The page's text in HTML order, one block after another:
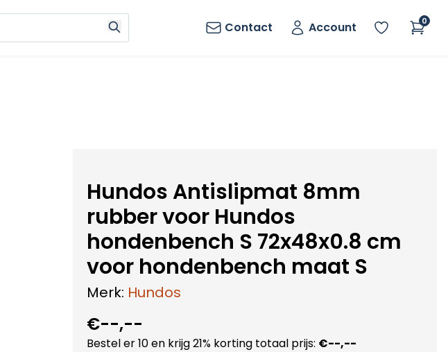
Contact Account 0
Hundos Antislipmat 8mm
rubber voor Hundos
hondenbench S 72x48x0.8 cm
voor hondenbench maat S
Merk: Hundos
€--,--
Bestel er 10 en krijg 21% korting totaal prijs: €--,--